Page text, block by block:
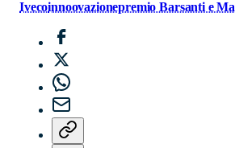
Ivecoinnoovazionepremio Barsanti e